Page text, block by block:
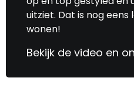
uitziet. Dat is nog eens
wonen!
Bekijk de video en